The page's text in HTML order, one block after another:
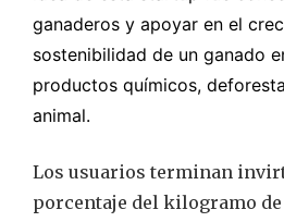
ganaderos y apoyar en el
sostenibilidad de un ganado
productos químicos,
animal.
Los usuarios terminan
porcentaje del kilogramo de